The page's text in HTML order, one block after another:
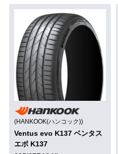
(HANKOOK(ハンコック))
Ventus evo K137 ベンタス
エボ K137